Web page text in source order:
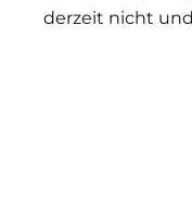
derzeit nicht